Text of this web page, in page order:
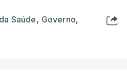
Saúde, Governo,